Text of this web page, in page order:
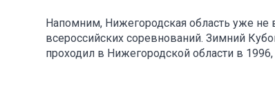
Напомним, Нижегородская область уже
всероссийских соревнований. Зимний
проходил в Нижегородской области в 1996,